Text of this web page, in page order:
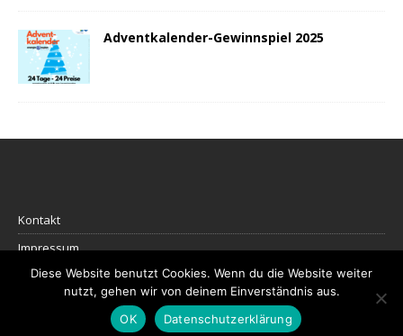
Adventkalender-Gewinnspiel 2025
Kontakt
Impressum
Datenschutz
Diese Website benutzt Cookies. Wenn du die Website weiter
nutzt, gehen wir von deinem Einverständnis aus.
OK
Datenschutzerklärung